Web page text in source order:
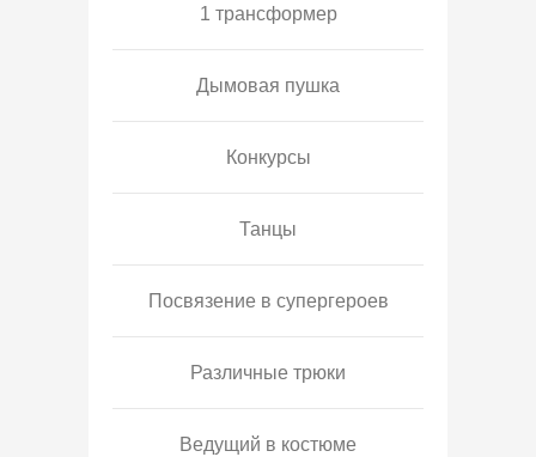
1 трансформер
Дымовая пушка
Конкурсы
Танцы
Посвязение в супергероев
Различные трюки
Ведущий в костюме